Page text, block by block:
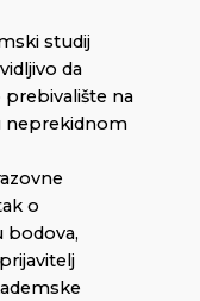
studij
da
na
neprekidnom
o